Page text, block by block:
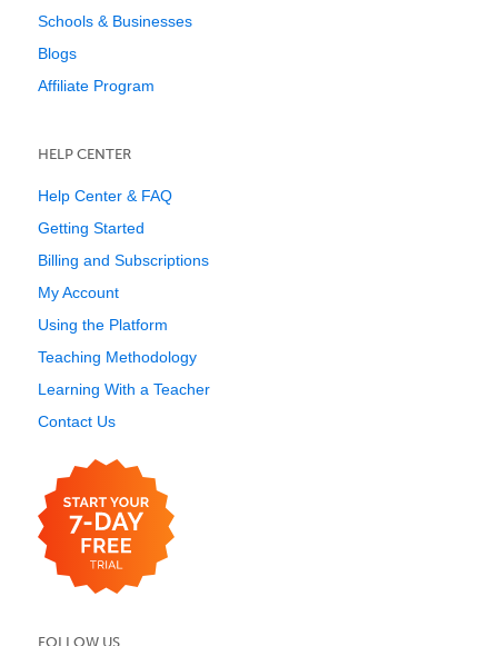
Schools & Businesses
Blogs
Affiliate Program
HELP CENTER
Help Center & FAQ
Getting Started
Billing and Subscriptions
My Account
Using the Platform
Teaching Methodology
Learning With a Teacher
Contact Us
FOLLOW US